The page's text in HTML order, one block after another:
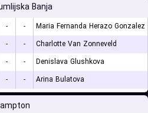
Banja
- -
Maria Fernanda Herazo Gonzalez
- -
Charlotte Van Zonneveld
- -
Denislava Glushkova
- - Arina Bulatova